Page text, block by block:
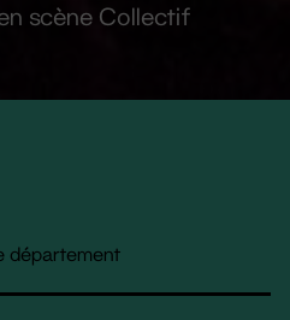
scène Collectif
département